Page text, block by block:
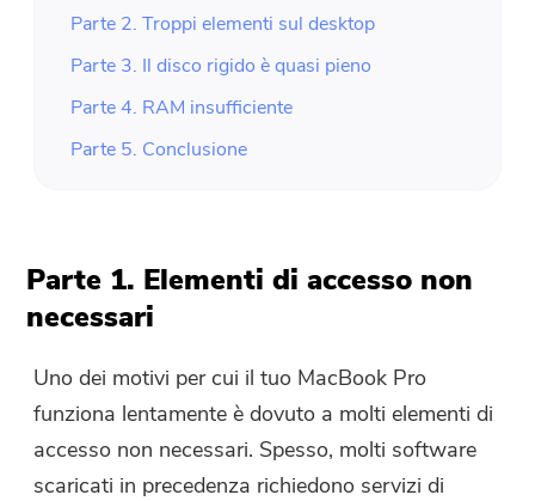
Parte 2. Troppi elementi sul desktop
Parte 3. Il disco rigido è quasi pieno
Parte 4. RAM insufficiente
Parte 5. Conclusione
Parte 1. Elementi di accesso non
necessari
Uno dei motivi per cui il tuo MacBook Pro
funziona lentamente è dovuto a molti elementi di
accesso non necessari. Spesso, molti software
scaricati in precedenza richiedono servizi di